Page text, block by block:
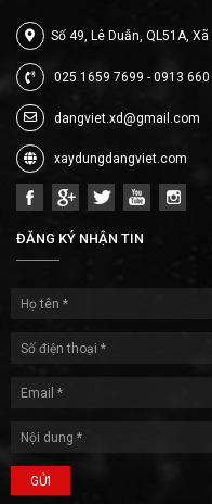
Số 49, Lê Duẫn, QL51A,
025 1659 7699 - 0913 660
dangviet.xd@gmail.com
xaydungdangviet.com
ĐĂNG KÝ NHẬN TIN
GỬI